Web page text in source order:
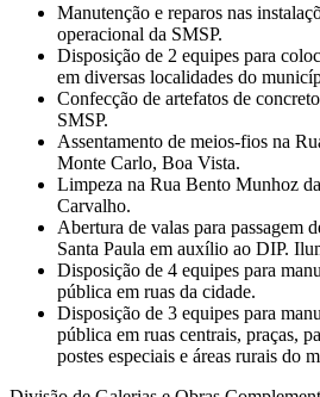
Manutenção e reparos nas
operacional da SMSP.
Disposição de 2 equipes para
em diversas localidades do
Confecção de artefatos de
SMSP.
Assentamento de meios-fios na
Monte Carlo, Boa Vista.
Limpeza na Rua Bento Munhoz
Carvalho.
Abertura de valas para passagem
Santa Paula em auxílio ao DIP.
Disposição de 4 equipes para
pública em ruas da cidade.
Disposição de 3 equipes para
pública em ruas centrais, praças,
postes especiais e áreas rurais do